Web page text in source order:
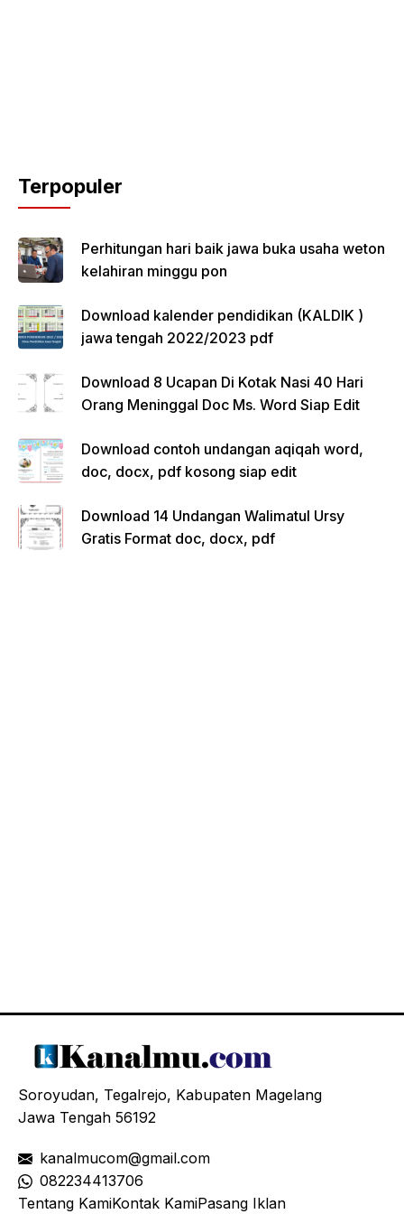
Terpopuler
Perhitungan hari baik jawa buka usaha weton
kelahiran minggu pon
Download kalender pendidikan (KALDIK )
jawa tengah 2022/2023 pdf
Download 8 Ucapan Di Kotak Nasi 40 Hari
Orang Meninggal Doc Ms. Word Siap Edit
Download contoh undangan aqiqah word,
doc, docx, pdf kosong siap edit
Download 14 Undangan Walimatul Ursy
Gratis Format doc, docx, pdf
Soroyudan, Tegalrejo, Kabupaten Magelang
Jawa Tengah 56192
kanalmucom@gmail.com
082234413706
Tentang KamiKontak KamiPasang Iklan